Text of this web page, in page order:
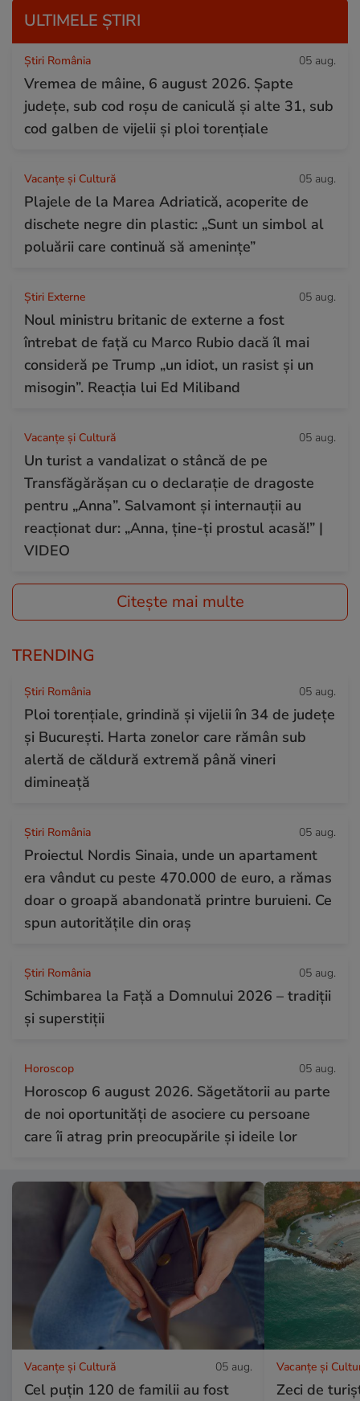
ULTIMELE ȘTIRI
Știri România 05 aug.
Vremea de mâine, 6 august 2026. Șapte
județe, sub cod roșu de caniculă și alte 31, sub
cod galben de vijelii și ploi torențiale
Vacanțe și Cultură 05 aug.
Plajele de la Marea Adriatică, acoperite de
dischete negre din plastic: „Sunt un simbol al
poluării care continuă să amenințe”
Știri Externe 05 aug.
Noul ministru britanic de externe a fost
întrebat de față cu Marco Rubio dacă îl mai
consideră pe Trump „un idiot, un rasist și un
misogin”. Reacția lui Ed Miliband
Vacanțe și Cultură 05 aug.
Un turist a vandalizat o stâncă de pe
Transfăgărășan cu o declarație de dragoste
pentru „Anna”. Salvamont și internauții au
reacționat dur: „Anna, ține-ți prostul acasă!” |
VIDEO
Citește mai multe
TRENDING
Știri România 05 aug.
Ploi torențiale, grindină și vijelii în 34 de județe
și București. Harta zonelor care rămân sub
alertă de căldură extremă până vineri
dimineață
Știri România 05 aug.
Proiectul Nordis Sinaia, unde un apartament
era vândut cu peste 470.000 de euro, a rămas
doar o groapă abandonată printre buruieni. Ce
spun autoritățile din oraș
Știri România 05 aug.
Schimbarea la Față a Domnului 2026 – tradiții
și superstiții
Horoscop 05 aug.
Horoscop 6 august 2026. Săgetătorii au parte
de noi oportunități de asociere cu persoane
care îi atrag prin preocupările și ideile lor
Vacanțe și Cultură 05 aug.
Cel puțin 120 de familii au fost
Vacanțe și
Zeci de